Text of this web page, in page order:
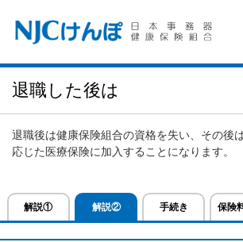
退職した後は
退職後は健康保険組合の資格を失い、その後
応じた医療保険に加入することになります。
解説① 解説② 手続き 保険